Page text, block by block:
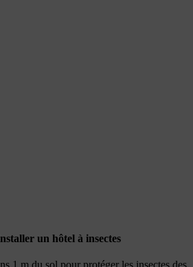
un hôtel à insectes
1 m du sol pour protéger les insectes des